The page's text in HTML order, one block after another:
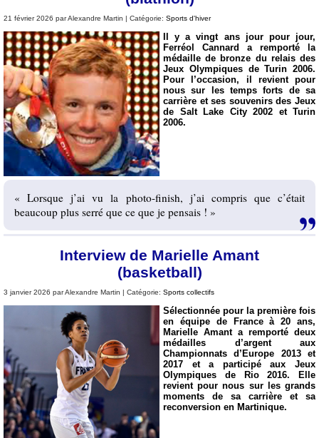
21 février 2026 par Alexandre Martin | Catégorie: Sports d'hiver
Il y a vingt ans jour pour jour,
Ferréol Cannard a remporté la
médaille de bronze du relais des
Jeux Olympiques de Turin 2006.
Pour l’occasion, il revient pour
nous sur les temps forts de sa
carrière et ses souvenirs des Jeux
de Salt Lake City 2002 et Turin
2006.
« Lorsque j’ai vu la photo-finish, j’ai compris que c’était
beaucoup plus serré que ce que je pensais ! »
Interview de Marielle Amant
(basketball)
3 janvier 2026 par Alexandre Martin | Catégorie: Sports collectifs
Sélectionnée pour la première fois
en équipe de France à 20 ans,
Marielle Amant a remporté deux
médailles d’argent aux
Championnats d’Europe 2013 et
2017 et a participé aux Jeux
Olympiques de Rio 2016. Elle
revient pour nous sur les grands
moments de sa carrière et sa
reconversion en Martinique.